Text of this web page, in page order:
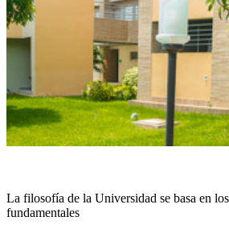
La filosofía de la Universidad se basa en
fundamentales